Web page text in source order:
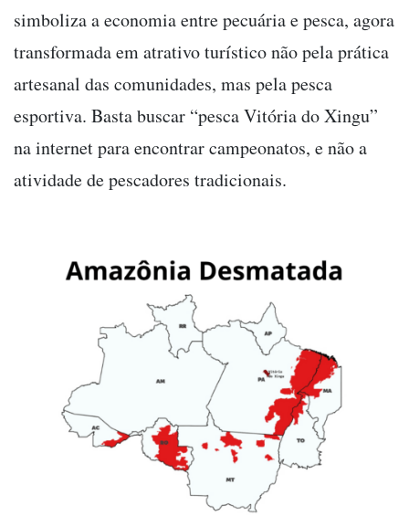
simboliza a economia entre pecuária e pesca, agora
transformada em atrativo turístico não pela prática
artesanal das comunidades, mas pela pesca
esportiva. Basta buscar “pesca Vitória do Xingu”
na internet para encontrar campeonatos, e não a
atividade de pescadores tradicionais.